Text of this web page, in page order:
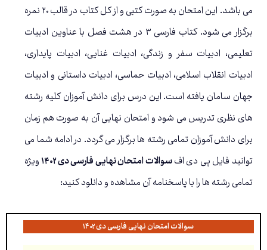
می باشد. این امتحان به صورت کتبی و از کل کتاب در قالب ۲۰ نمره
برگزار می شود. کتاب فارسی ۳ در هشت فصل با عناوین ادبیات
تعلیمی، ادبیات سفر و زندگی، ادبیات غنایی، ادبیات پایداری،
ادبیات انقلاب اسلامی، ادبیات حماسی، ادبیات داستانی و ادبیات
جهان سامان یافته است. این درس برای دانش آموزان کلیه رشته
های نظری تدریس می شود و امتحان نهایی آن به صورت هم زمان
برای دانش آموزان تمامی رشته ها برگزار می گردد. در ادامه شما می
توانید فایل پی دی افسوالات امتحان نهایی فارسی دی ۱۴۰۲
ویژه
تمامی رشته ها را با پاسخنامه آن مشاهده و دانلود کنید:
سوالات امتحان نهایی فارسی دی ۱۴۰۲